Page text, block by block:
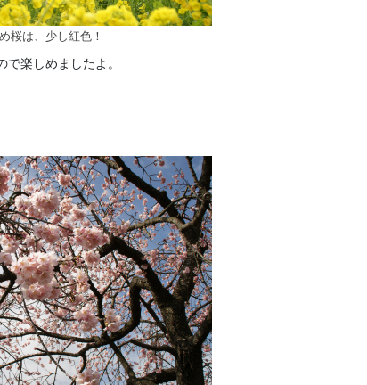
桜は、少し紅色！
楽しめましたよ。